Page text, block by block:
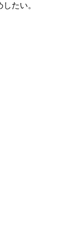
たい。